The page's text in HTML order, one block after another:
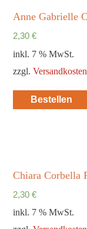
Anne Gabrielle
2,30€
inkl. 7 % MwSt.
zzgl.Versandkosten
Bestellen
Chiara Corbella
2,30€
inkl. 7 % MwSt.